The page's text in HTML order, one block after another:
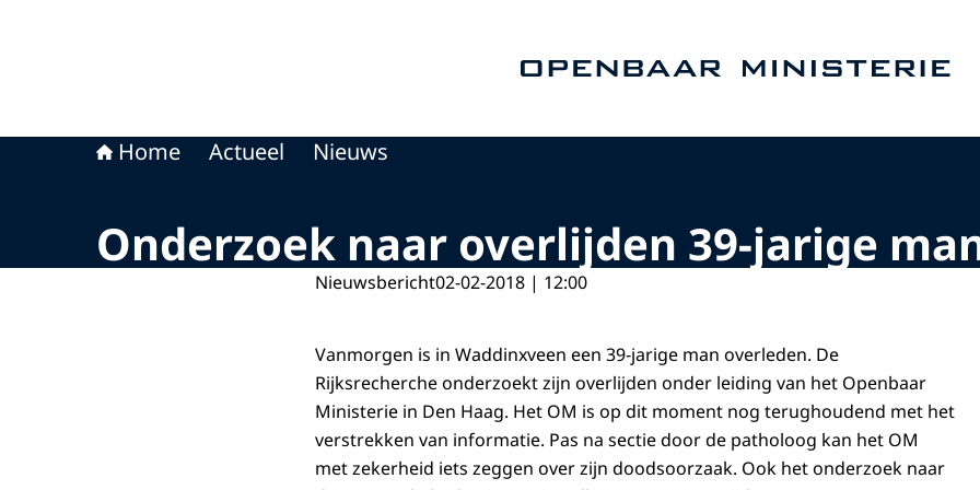
Home Actueel Nieuws
Onderzoek naar overlijden 39-jarige
Nieuwsbericht02-02-2018 | 12:00
Vanmorgen is in Waddinxveen een 39-jarige man overleden. De
Rijksrecherche onderzoekt zijn overlijden onder leiding van het Openbaar
Ministerie in Den Haag. Het OM is op dit moment nog terughoudend met het
verstrekken van informatie. Pas na sectie door de patholoog kan het OM
met zekerheid iets zeggen over zijn doodsoorzaak. Ook het onderzoek naar